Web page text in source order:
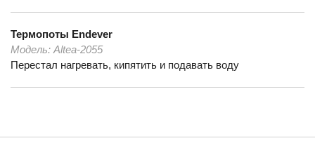
Термопоты Endever
Модель: Altea-2055
Перестал нагревать, кипятить и подавать воду